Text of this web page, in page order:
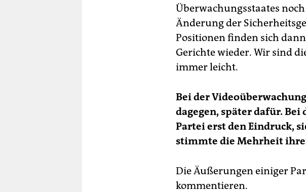
Überwachungsstaates
Änderung der
Positionen finden sich
Gerichte wieder. Wir sind
immer leicht.
Bei der
dagegen, später dafür.
Partei erst den Eindruck,
stimmte die Mehrheit
Die Äußerungen einiger
kommentieren.